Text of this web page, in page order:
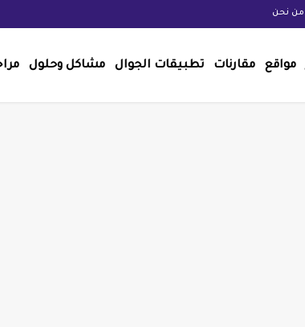
من نحن
مواقع مقارنات تطبيقات الجوال مشاكل وحلول